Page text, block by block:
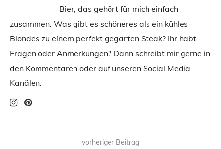
Bier, das gehört für mich einfach
zusammen. Was gibt es schöneres als ein kühles
Blondes zu einem perfekt gegarten Steak? Ihr habt
Fragen oder Anmerkungen? Dann schreibt mir gerne in
den Kommentaren oder auf unseren Social Media
Kanälen.
vorheriger Beitrag